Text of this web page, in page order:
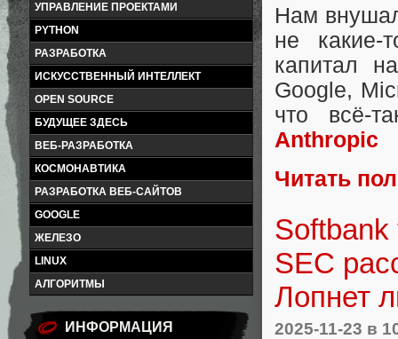
УПРАВЛЕНИЕ ПРОЕКТАМИ
PYTHON
РАЗРАБОТКА
ИСКУССТВЕННЫЙ ИНТЕЛЛЕКТ
OPEN SOURCE
БУДУЩЕЕ ЗДЕСЬ
ВЕБ-РАЗРАБОТКА
КОСМОНАВТИКА
РАЗРАБОТКА ВЕБ-САЙТОВ
GOOGLE
ЖЕЛЕЗО
LINUX
АЛГОРИТМЫ
ИНФОРМАЦИЯ
Нам
не какие-
капитал
Google,
что всё-
Anthropic
Читать
Softbank
SEC
Лопнет
2025-11-23 в